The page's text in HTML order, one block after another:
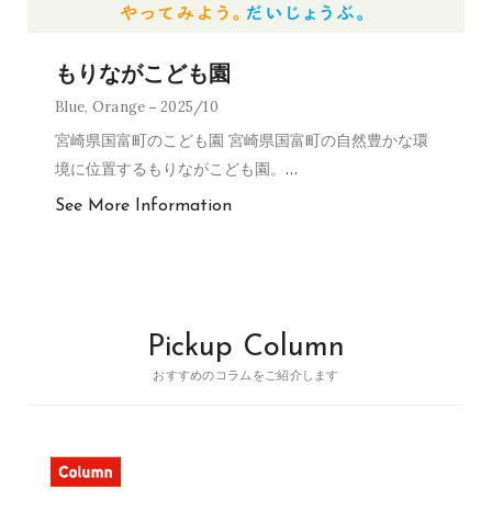
もりながこども園
Blue, Orange 2025/10
宮崎県国富町のこども園 宮崎県国富町の自然豊かな環
境に位置するもりながこども園。 …
See More Information
Pickup Column
おすすめのコラムをご紹介します